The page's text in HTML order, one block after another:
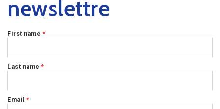
newslettre
First name *
Last name *
Email *